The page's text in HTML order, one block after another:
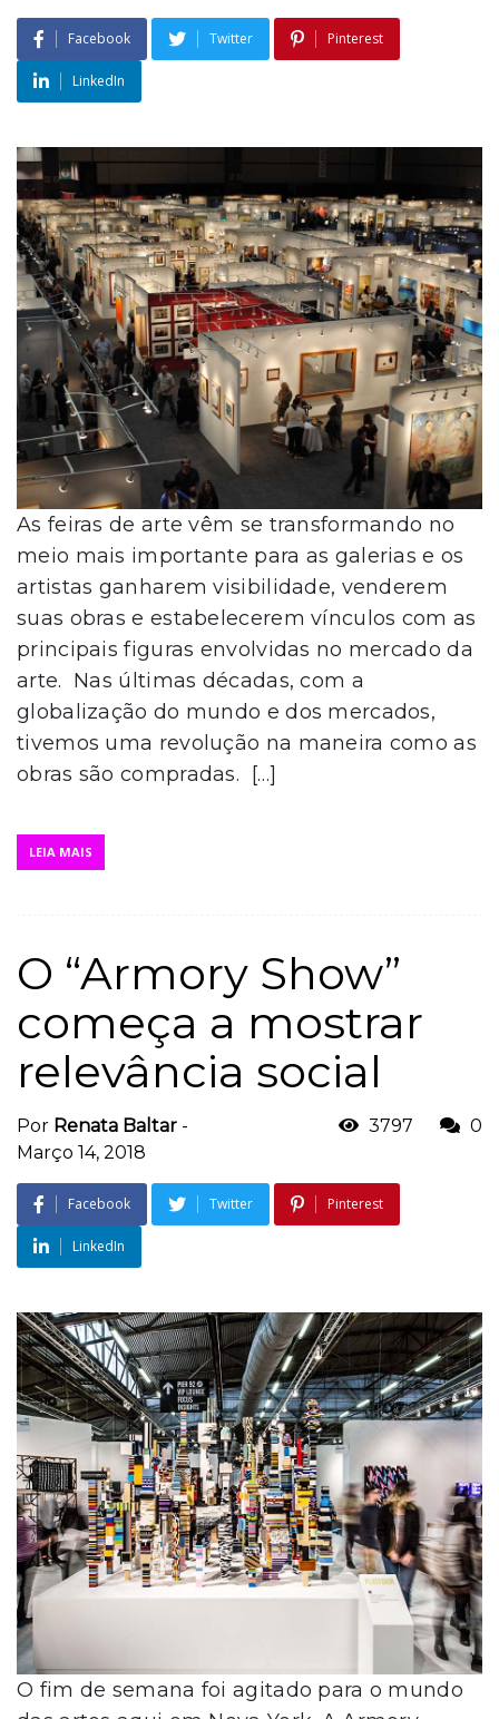
Facebook Twitter Pinterest
LinkedIn
As feiras de arte vêm se transformando no
meio mais importante para as galerias e os
artistas ganharem visibilidade, venderem
suas obras e estabelecerem vínculos com as
principais figuras envolvidas no mercado da
arte. Nas últimas décadas, com a
globalização do mundo e dos mercados,
tivemos uma revolução na maneira como as
obras são compradas. […]
LEIA MAIS
O “Armory Show”
começa a mostrar
relevância social
Por Renata Baltar -
Março 14, 2018
3797 0
Facebook Twitter Pinterest
LinkedIn
O fim de semana foi agitado para o mundo